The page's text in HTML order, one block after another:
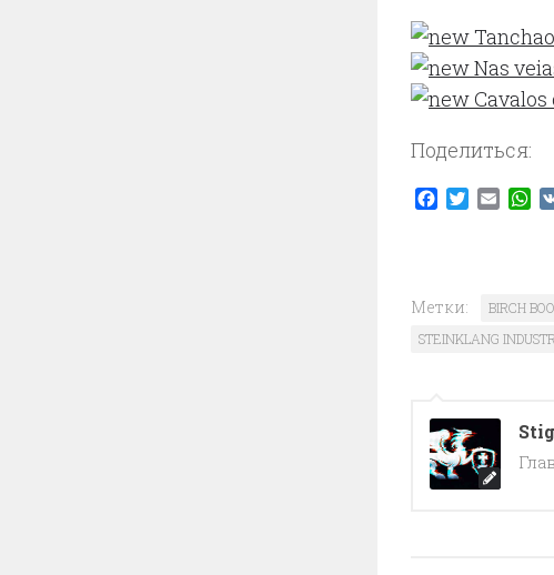
Tanchao
Nas
Поделиться:
Facebook
TwitterEmail
Метки: BIRCH
STEINKLANG